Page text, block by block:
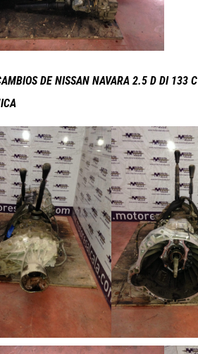
DE NISSAN NAVARA 2.5 D DI 133